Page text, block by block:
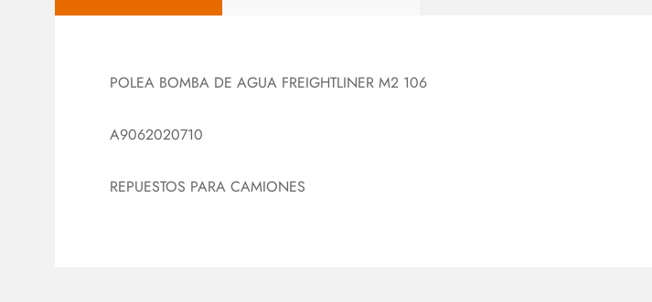
POLEA BOMBA DE AGUA FREIGHTLINER M2 106
A9062020710
REPUESTOS PARA CAMIONES